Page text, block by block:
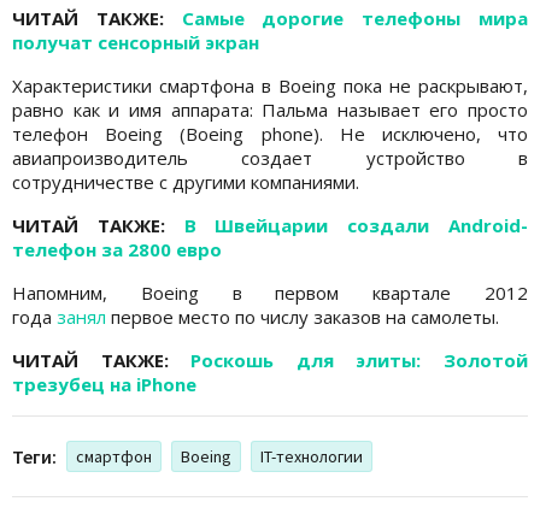
ЧИТАЙ ТАКЖЕ: Самые дорогие телефоны мира
получат сенсорный экран
Характеристики смартфона в Boeing пока не раскрывают,
равно как и имя аппарата: Пальма называет его просто
телефон Boeing (Boeing phone). Не исключено, что
авиапроизводитель создает устройство в
сотрудничестве с другими компаниями.
ЧИТАЙ ТАКЖЕ: В Швейцарии создали Android-
телефон за 2800 евро
Напомним, Boeing в первом квартале 2012
года занял первое место по числу заказов на самолеты.
ЧИТАЙ ТАКЖЕ: Роскошь для элиты: Золотой
трезубец на iPhone
Теги: смартфон Boeing IT-технологии